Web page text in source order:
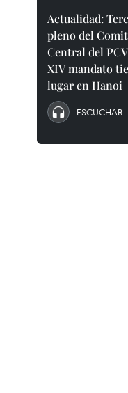
Actualidad:
pleno del
Central del
XIV mandato
lugar en Hanoi
ESCUCHAR